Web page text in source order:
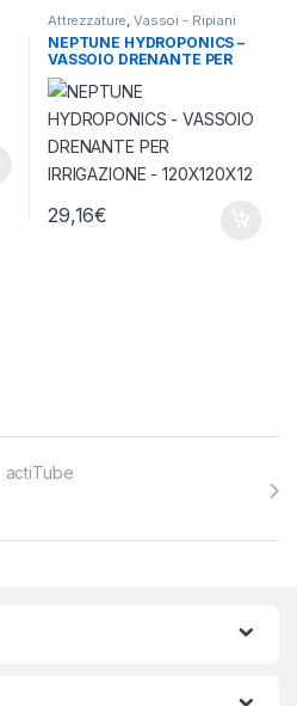
Attrezzature ,Vassoi - Ripiani
coltivazione
NEPTUNE HYDROPONICS –
VASSOIO DRENANTE PER
IRRIGAZIONE – 120X120X12
29,16€